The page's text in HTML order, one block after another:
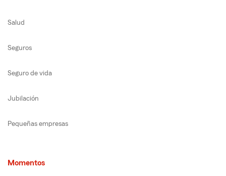
Salud
Seguros
Seguro de vida
Jubilación
Pequeñas empresas
Momentos